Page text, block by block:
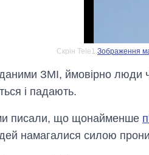
Скрін Tele1. Зображення
ЗМІ, ймовірно люди
і падають.
писали, що щонайменше
намагалися силою